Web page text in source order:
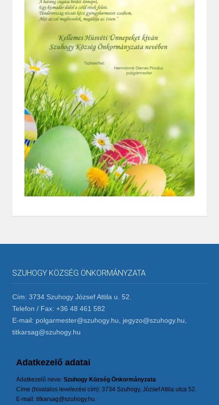
SZUHOGY KÖZSÉG ÖNKORMÁNYZATA
Cím: 3734 Szuhogy József Attila u. 52.
Telefon / Fax: +36 48 461 582
E-mail: polgarmester@szuhogy.hu, jegyzo@szuhogy.hu,
titkarsag@szuhogy.hu